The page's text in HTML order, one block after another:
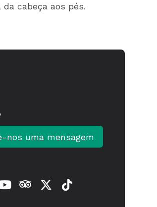
cabeça aos pés.
nos uma mensagem